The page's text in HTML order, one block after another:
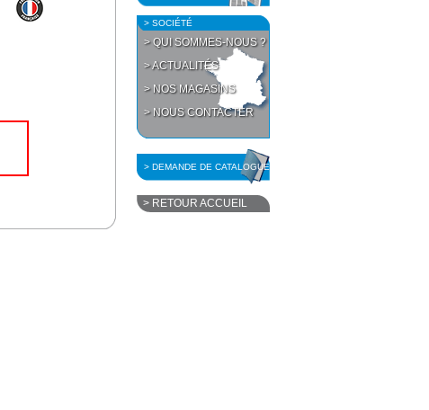
> SOCIÉTÉ
> QUI SOMMES-NOUS ?
> ACTUALITÉS
> NOS MAGASINS
> NOUS CONTACTER
> DEMANDE DE CATALOGUE
> RETOUR ACCUEIL